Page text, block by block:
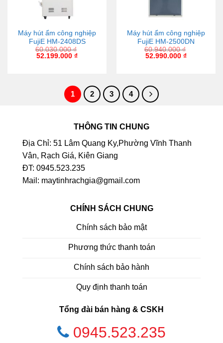
Máy hút ẩm công nghiệp
FujiE HM-2408DS
60.030.000₫
52.199.000 ₫
Máy hút ẩm công nghiệp
FujiE HM-2500DN
60.940.000₫
52.990.000 ₫
1 2 3 4
THÔNG TIN CHUNG
Địa Chỉ: 51 Lâm Quang Ky,Phường Vĩnh Thanh
Vân, Rạch Giá, Kiên Giang
ĐT: 0945.523.235
Mail: maytinhrachgia@gmail.com
CHÍNH SÁCH CHUNG
Chính sách bảo mật
Phương thức thanh toán
Chính sách bảo hành
Quy định thanh toán
Tổng đài bán hàng & CSKH
0945.523.235